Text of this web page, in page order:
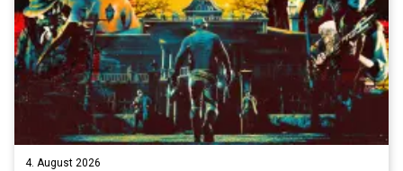
4. August 2026